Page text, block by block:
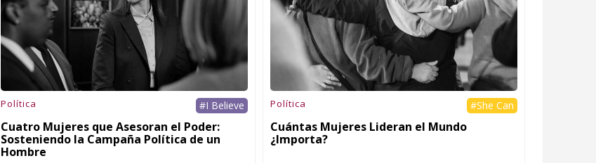
Política #I Believe
Cuatro Mujeres que Asesoran el Poder:
Sosteniendo la Campaña Política de un
Hombre
Política #She Can
Cuántas Mujeres Lideran el Mundo
¿Importa?